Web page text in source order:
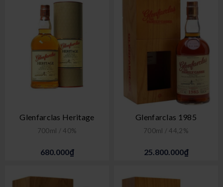
Glenfarclas Heritage
700ml / 40%
680.000₫
Glenfarclas 1985
700ml / 44,2%
25.800.000₫